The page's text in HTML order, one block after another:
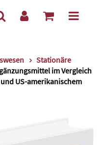
Stationäre
im Vergleich
US-amerikanischem